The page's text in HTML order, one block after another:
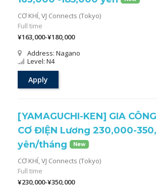
CƠ KHÍ,VJ Connects (Tokyo)
Full time
¥163,000-¥180,000
Address: Nagano
Level: N4
Apply
[YAMAGUCHI-KEN] GIA
CƠ ĐIỆN Lương 230,000-
yên/tháng
New
CƠ KHÍ,VJ Connects (Tokyo)
Full time
¥230,000-¥350,000